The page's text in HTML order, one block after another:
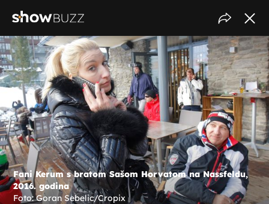
Fani Kerum s bratom Sašom Horvatom na Nassfeldu,
2016. godina
Foto: Goran Sebelic/Cropix